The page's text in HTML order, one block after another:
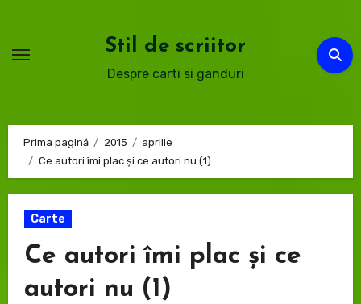
conținut
Stil de scriitor
Despre carti si ganduri
Prima pagină 2015
aprilie
Ce autori îmi plac și ce autori nu (1)
Carte
Ce autori îmi plac și ce
autori nu (1)